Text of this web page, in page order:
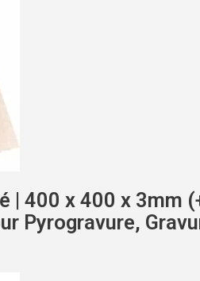
| 400 x 400 x 3mm
Pyrogravure,